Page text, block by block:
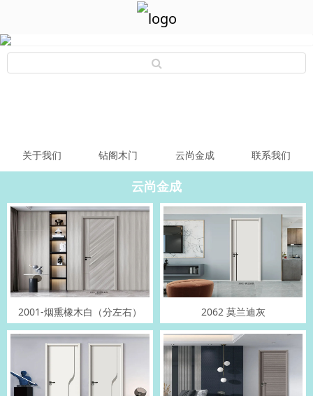
关于我们 钻阁木门 云尚金成 联系我们
云尚金成
2001-烟熏橡木白（分左右） 2062 莫兰迪灰